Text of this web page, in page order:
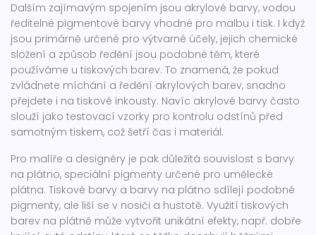
Dalším zajímavým spojením jsou akrylové barvy, vodou
ředitelné pigmentové barvy vhodné pro malbu i tisk. I když
jsou primárně určené pro výtvarné účely, jejich chemické
složení a způsob ředění jsou podobné těm, které
používáme u tiskových barev. To znamená, že pokud
zvládnete míchání a ředění akrylových barev, snadno
přejdete i na tiskové inkousty. Navíc akrylové barvy často
slouží jako testovací vzorky pro kontrolu odstínů před
samotným tiskem, což šetří čas i materiál.
Pro malíře a designéry je pak důležitá souvislost s barvy
na plátno, speciální pigmenty určené pro umělecké
plátna. Tiskové barvy a barvy na plátno sdílejí podobné
pigmenty, ale liší se v nosiči a hustotě. Využití tiskových
barev na plátně může vytvořit unikátní efekty, např. dobře